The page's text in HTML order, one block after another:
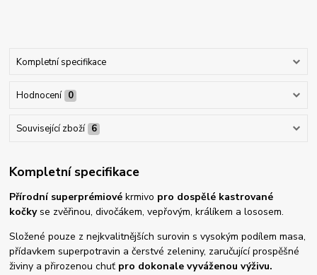
Kompletní specifikace
Hodnocení 0
Související zboží 6
Kompletní specifikace
Přírodní superprémiové krmivo pro dospělé kastrované
kočkyse zvěřinou, divočákem, vepřovým, králíkem a lososem.
Složené pouze z nejkvalitnějších surovin s vysokým podílem masa,
přídavkem superpotravin a čerstvé zeleniny, zaručující prospěšné
živiny a přirozenou chuť pro dokonale vyváženou výživu.